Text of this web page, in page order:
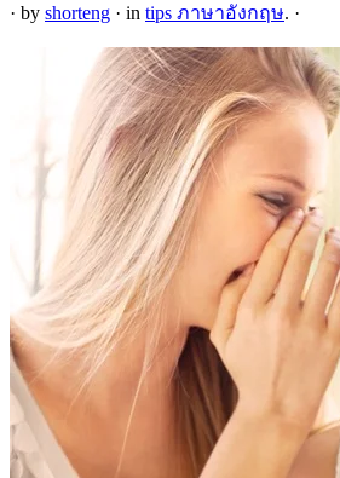
· by shorteng · in tips ภาษาอังกฤษ. ·